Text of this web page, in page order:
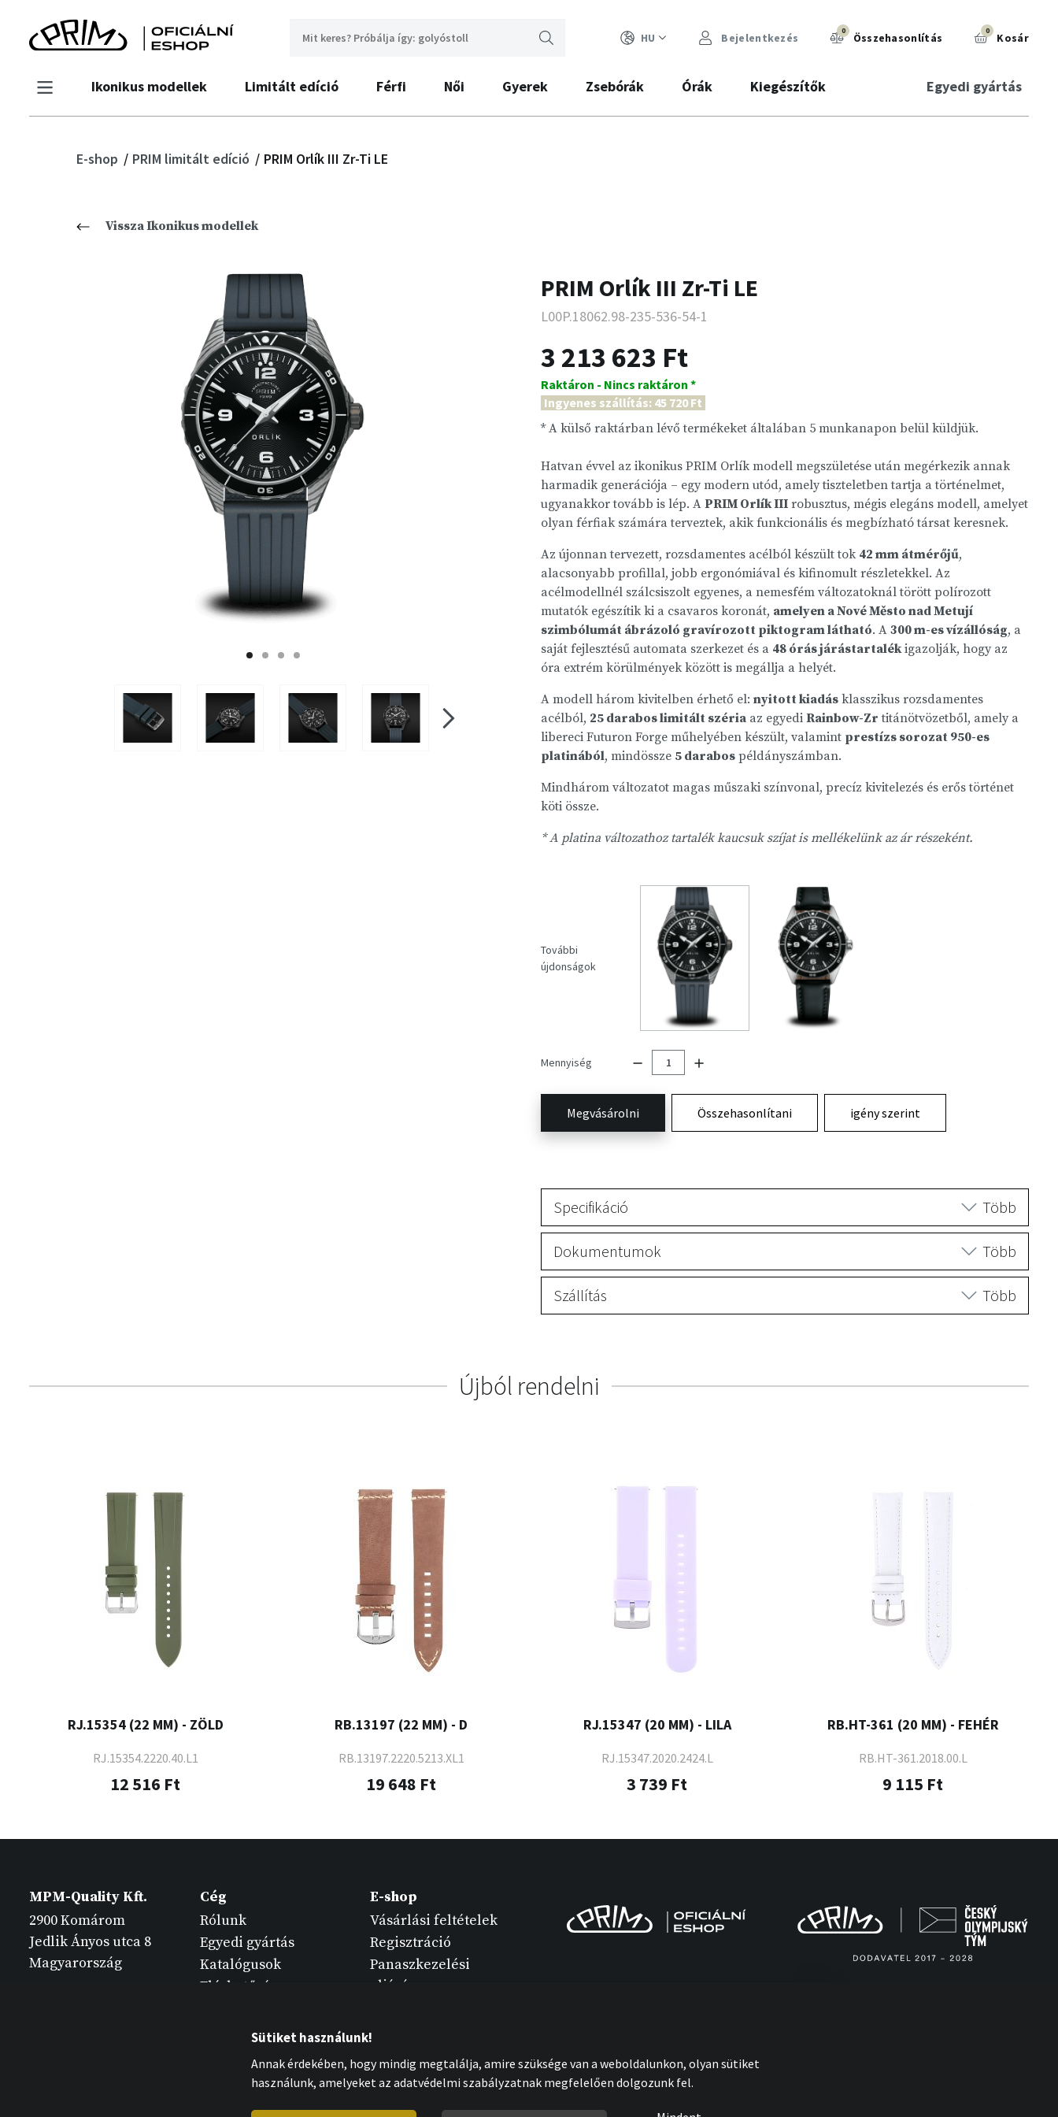
HU Bejelentkezés 0 Összehasonlítás 0 Kosár
Ikonikus modellek Limitált edíció Férfi Női Gyerek Zsebórák Órák Kiegészítők Egyedi gyártás
E-shop PRIM limitált edíció PRIM Orlík III Zr-Ti LE
Vissza Ikonikus modellek
PRIM Orlík III Zr-Ti LE
L00P.18062.98-235-536-54-1
3 213 623 Ft
Raktáron - Nincs raktáron *
Ingyenes szállítás: 45 720 Ft
* A külső raktárban lévő termékeket általában 5 munkanapon belül küldjük.
Hatvan évvel az ikonikus PRIM Orlík modell megszületése után megérkezik annak
harmadik generációja – egy modern utód, amely tiszteletben tartja a történelmet,
ugyanakkor tovább is lép. A PRIM Orlík III robusztus, mégis elegáns modell, amelyet
olyan férfiak számára terveztek, akik funkcionális és megbízható társat keresnek.
Az újonnan tervezett, rozsdamentes acélból készült tok 42 mm átmérőjű,
alacsonyabb profillal, jobb ergonómiával és kifinomult részletekkel. Az
acélmodellnél szálcsiszolt egyenes, a nemesfém változatoknál törött polírozott
mutatók egészítik ki a csavaros koronát, amelyen a Nové Město nad Metují
szimbólumát ábrázoló gravírozott piktogram látható. A 300 m-es vízállóság, a
saját fejlesztésű automata szerkezet és a 48 órás járástartalékigazolják, hogy az
óra extrém körülmények között is megállja a helyét.
A modell három kivitelben érhető el: nyitott kiadás klasszikus rozsdamentes
acélból, 25 darabos limitált széria az egyedi Rainbow-Zr titánötvözetből, amely a
libereci Futuron Forge műhelyében készült, valamint prestízs sorozat 950-es
platinából, mindössze 5 darabos példányszámban.
Mindhárom változatot magas műszaki színvonal, precíz kivitelezés és erős történet
köti össze.
* A platina változathoz tartalék kaucsuk szíjat is mellékelünk az ár részeként.
További
újdonságok
Mennyiség
Megvásárolni Összehasonlítani igény szerint
Specifikáció Több
Dokumentumok Több
Szállítás Több
Újból rendelni
RJ.15354 (22 MM) - ZÖLD
RJ.15354.2220.40.L1
12 516 Ft
RB.13197 (22 MM) - D
RB.13197.2220.5213.XL1
19 648 Ft
RJ.15347 (20 MM) - LILA
RJ.15347.2020.2424.L
3 739 Ft
RB.HT-361 (20 MM) - FEHÉR
RB.HT-361.2018.00.L
9 115 Ft
MPM-Quality Kft.
2900 Komárom
Jedlik Ányos utca 8
Magyarország
Cég
Rólunk
Egyedi gyártás
Katalógusok
Elérhetőség
E-shop
Vásárlási feltételek
Regisztráció
Panaszkezelési
eljárás
Óra karbantartása
védelme
Sütiket használunk!
Annak érdekében, hogy mindig megtalálja, amire szüksége van a weboldalunkon, olyan sütiket
használunk, amelyeket az adatvédelmi szabályzatnak megfelelően dolgozunk fel.